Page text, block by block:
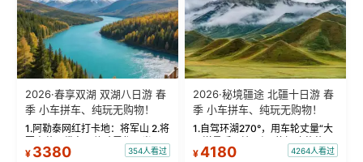
2026·春享双湖 双湖八日游 春
季 小车拼车、纯玩无购物！
1.阿勒泰网红打卡地：将军山 2.将
军山落日缆车，体验雪都风光 3.
将军山，夕阳派对，蹦迪party 4.
¥ 3380 354人看过
2026·秘境疆途 北疆十日游 春
季 小车拼车、纯玩无购物！
1.自驾环湖270°，用车轮丈量“大
西洋最后一滴眼泪”的极致蔚蓝，
让雪山、花海与深邃湖水在转弯
¥4180 4264人看过